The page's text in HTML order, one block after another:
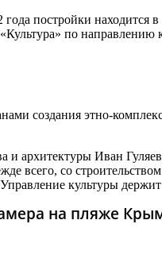
года постройки
по
создания этно-
и архитектуры Иван
всего, со
культуры
на пляже